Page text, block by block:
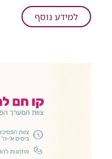
לשגרה
למידע נוסףעל
צעדים
ברמב"ם